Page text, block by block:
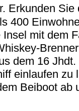
Erkunden
400
mit dem
dem 16
einlaufen
Beiboot ab